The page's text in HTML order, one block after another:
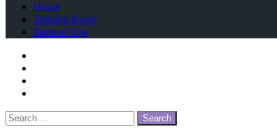
Home
Tentang Kami
Term of Use
Close
Search
for: